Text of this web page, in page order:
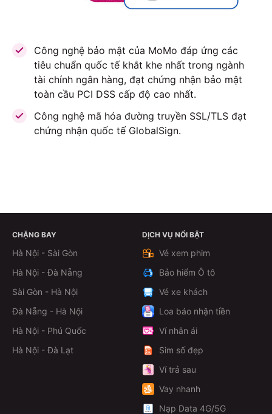
Công nghệ bảo mật của MoMo đáp ứng các
tiêu chuẩn quốc tế khắt khe nhất trong ngành
tài chính ngân hàng, đạt chứng nhận bảo mật
toàn cầu PCI DSS cấp độ cao nhất.
Công nghệ mã hóa đường truyền SSL/TLS đạt
chứng nhận quốc tế GlobalSign.
ĐẶT VÉ NGAY
CHẶNG BAY
Hà Nội - Sài Gòn
Hà Nội - Đà Nẵng
Sài Gòn - Hà Nội
Đà Nẵng - Hà Nội
Hà Nội - Phú Quốc
Hà Nội - Đà Lạt
DỊCH VỤ NỔI BẬT
Vé xem phim
Bảo hiểm Ô tô
Vé xe khách
Loa báo nhận tiền
Ví nhân ái
Sim số đẹp
Ví trả sau
Vay nhanh
Nạp Data 4G/5G